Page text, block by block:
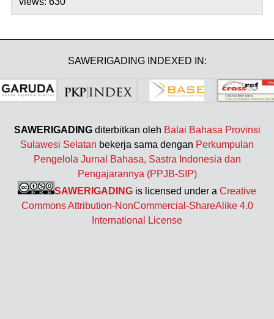
SAWERIGADING INDEXED IN:
SAWERIGADING diterbitkan oleh Balai Bahasa Provinsi
Sulawesi Selatan bekerja sama dengan Perkumpulan
Pengelola Jurnal Bahasa, Sastra Indonesia dan
Pengajarannya (PPJB-SIP)
SAWERIGADING is licensed under a Creative
Commons Attribution-NonCommercial-ShareAlike 4.0
International License